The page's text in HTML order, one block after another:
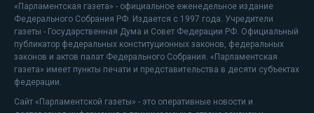
«Парламентская газета» - официальное еженедельное издание
Федерального Собрания РФ. Издается с 1997 года. Учредители
газеты - Государственная Дума и Совет Федерации РФ. Официальный
публикатор федеральных конституционных законов, федеральных
законов и актов палат Федерального Собрания. «Парламентская
газета» имеет пункты печати и представительства в десяти субъектах
федерации.
Сайт «Парламентской газеты» - это оперативные новости и